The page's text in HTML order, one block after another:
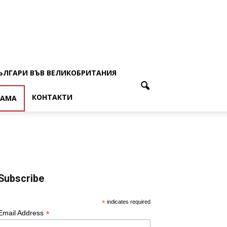
ВЪВ ВЕЛИКОБРИТАНИЯ
КОНТАКТИ
* indicates required
Address *